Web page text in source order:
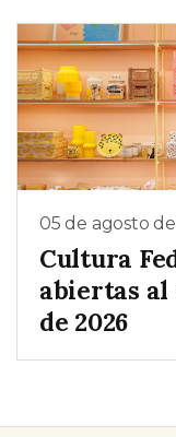
05 de agosto
Cultura
abiertas al
de 2026